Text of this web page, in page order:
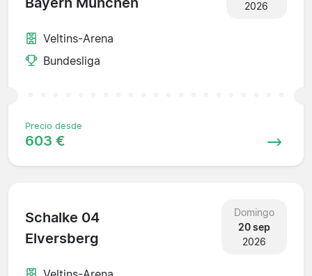
2026
Veltins-Arena
Bundesliga
Precio desde
603 €
Schalke 04
Elversberg
Domingo
20 sep
2026